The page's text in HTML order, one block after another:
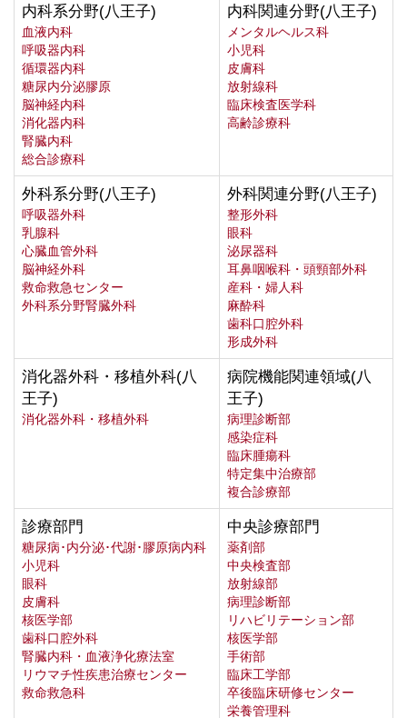
内科系分野(八王子)
血液内科
呼吸器内科
循環器内科
糖尿内分泌膠原
脳神経内科
消化器内科
腎臓内科
総合診療科
内科関連分野(八王子)
メンタルヘルス科
小児科
皮膚科
放射線科
臨床検査医学科
高齢診療科
外科系分野(八王子)
呼吸器外科
乳腺科
心臓血管外科
脳神経外科
救命救急センター
外科系分野腎臓外科
外科関連分野(八王子)
整形外科
眼科
泌尿器科
耳鼻咽喉科・頭頸部外科
産科・婦人科
麻酔科
歯科口腔外科
形成外科
消化器外科・移植外科(八
王子)
消化器外科・移植外科
病院機能関連領域(八
王子)
病理診断部
感染症科
臨床腫瘍科
特定集中治療部
複合診療部
診療部門
糖尿病･内分泌･代謝･膠原病内科
小児科
眼科
皮膚科
核医学部
歯科口腔外科
腎臓内科・血液浄化療法室
リウマチ性疾患治療センター
救命救急科
中央診療部門
薬剤部
中央検査部
放射線部
病理診断部
リハビリテーション部
核医学部
手術部
臨床工学部
卒後臨床研修センター
栄養管理科